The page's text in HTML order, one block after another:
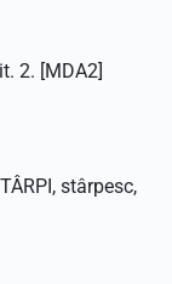
2. [MDA2]
stârpesc,